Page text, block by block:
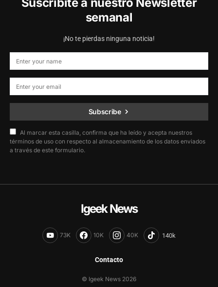
semanal
¡No te pierdas ninguna noticia!
Subscribe
Al marcar esta casilla, confirma que ha leído y acepta nuestros
términos de uso con respecto al almacenamiento de los datos enviados
a través de este formulario.
Igeek News
73K 10K 40K
Contacto
© Igeek News 2026